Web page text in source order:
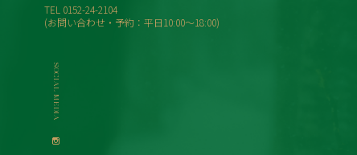
TEL 0152-24-2104
(お問い合わせ・予約：平日10:00〜18:00)
SOCIAL MEDIA